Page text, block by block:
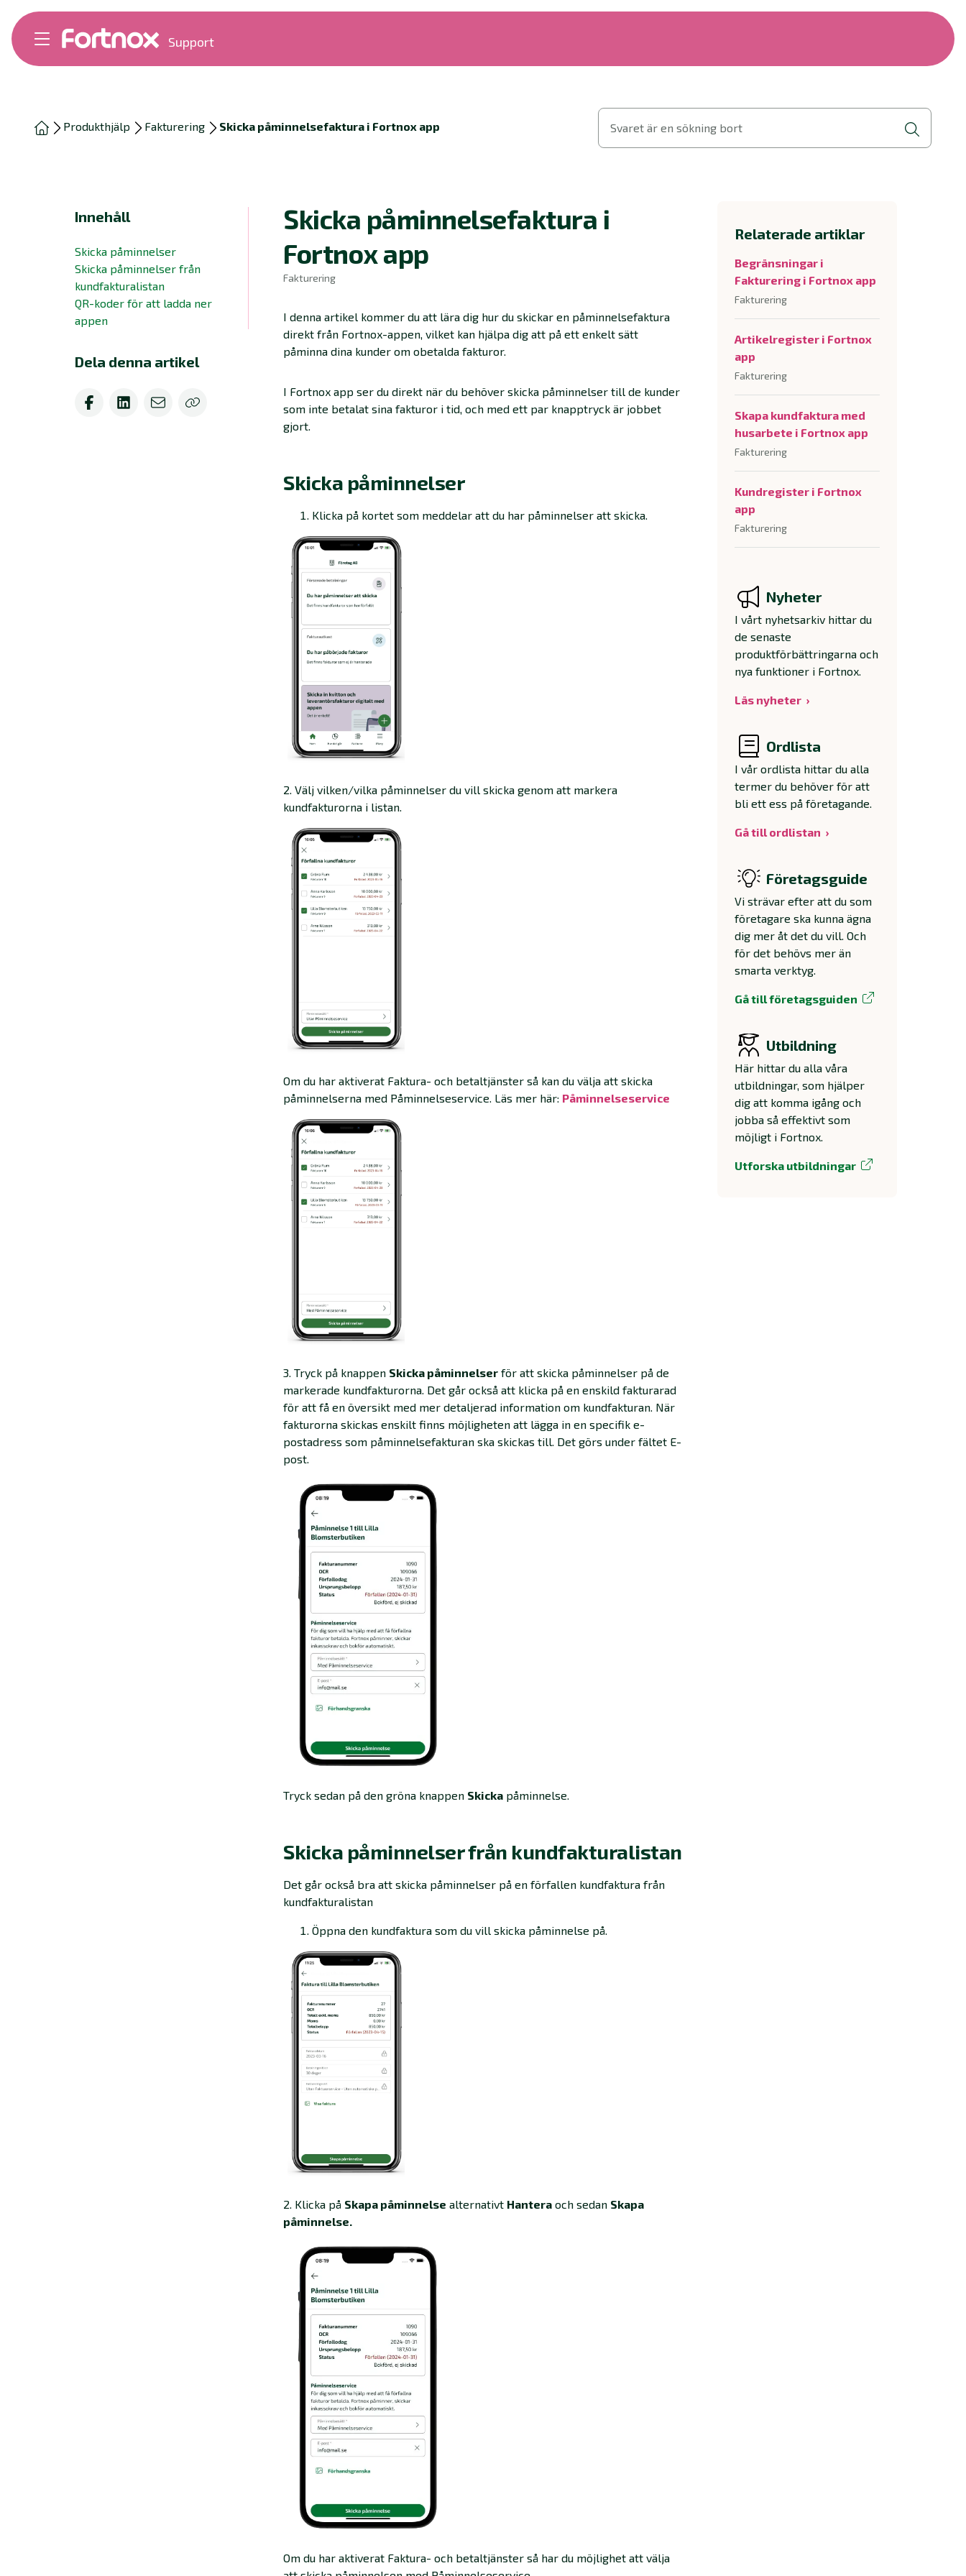
Support
Bokföring
Byt till Fortnox
Support Play
Ordlista
Produkthjälp Fakturering Skicka påminnelsefaktura i Fortnox app Svaret är en sökning bort
Innehåll
Skicka påminnelser
Skicka påminnelser från
kundfakturalistan
QR-koder för att ladda ner
appen
Dela denna artikel
Skicka påminnelsefaktura i
Fortnox app
Fakturering
I denna artikel kommer du att lära dig hur du skickar en påminnelsefaktura
direkt från Fortnox-appen, vilket kan hjälpa dig att på ett enkelt sätt
påminna dina kunder om obetalda fakturor.
I Fortnox app ser du direkt när du behöver skicka påminnelser till de kunder
som inte betalat sina fakturor i tid, och med ett par knapptryck är jobbet
gjort.
Skicka påminnelser
Klicka på kortet som meddelar att du har påminnelser att skicka.
2. Välj vilken/vilka påminnelser du vill skicka genom att markera
kundfakturorna i listan.
Om du har aktiverat Faktura- och betaltjänster så kan du välja att skicka
påminnelserna med Påminnelseservice. Läs mer här: Påminnelseservice
3. Tryck på knappen Skicka påminnelser för att skicka påminnelser på de
markerade kundfakturorna. Det går också att klicka på en enskild fakturarad
för att få en översikt med mer detaljerad information om kundfakturan. När
fakturorna skickas enskilt finns möjligheten att lägga in en specifik e-
postadress som påminnelsefakturan ska skickas till. Det görs under fältet E-
post.
Tryck sedan på den gröna knappen Skicka påminnelse.
Skicka påminnelser från kundfakturalistan
Det går också bra att skicka påminnelser på en förfallen kundfaktura från
kundfakturalistan
Öppna den kundfaktura som du vill skicka påminnelse på.
2. Klicka på Skapa påminnelse alternativt Hantera och sedan Skapa
påminnelse.
Om du har aktiverat Faktura- och betaltjänster så har du möjlighet att välja
Relaterade artiklar
Begränsningar i
Fakturering i Fortnox app
Fakturering
Artikelregister i Fortnox
app
Fakturering
Skapa kundfaktura med
husarbete i Fortnox app
Fakturering
Kundregister i Fortnox
app
Fakturering
Nyheter
I vårt nyhetsarkiv hittar du
de senaste
produktförbättringarna och
nya funktioner i Fortnox.
Läs nyheter
Ordlista
I vår ordlista hittar du alla
termer du behöver för att
bli ett ess på företagande.
Gå till ordlistan
Företagsguide
Vi strävar efter att du som
företagare ska kunna ägna
dig mer åt det du vill. Och
för det behövs mer än
smarta verktyg.
Gå till företagsguiden
Utbildning
Här hittar du alla våra
utbildningar, som hjälper
dig att komma igång och
jobba så effektivt som
möjligt i Fortnox.
Utforska utbildningar